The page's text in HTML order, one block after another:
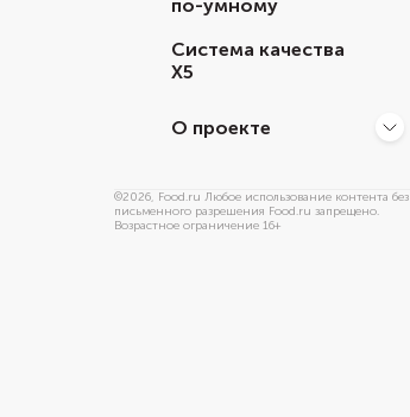
по-умному
Система качества
Х5
О проекте
©2026, Food.ru Любое использование контента без
письменного разрешения Food.ru запрещено.
Возрастное ограничение 16+